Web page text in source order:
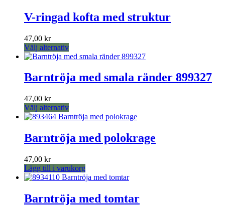
har
flera
olika
alternativen
väljas
på
V-ringad kofta med struktur
47,00 kr
Välj alternativDen
här
har
flera
olika
alternativen
väljas
på
Barntröja med smala ränder 899327
47,00 kr
Välj alternativDen
här
har
flera
olika
alternativen
väljas
på
Barntröja med polokrage
47,00 kr
Lägg till i varukorg
Barntröja med tomtar